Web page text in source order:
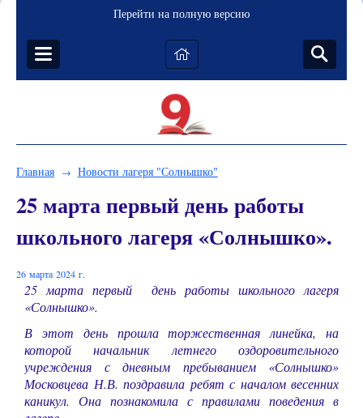
Перейти на полную версию
Главная → Новости лагеря "Солнышко"
25 марта первый день работы
школьного лагеря «Солнышко».
26 марта 2024 г.
25 марта первый день работы школьного лагеря
«Солнышко».
В этот день прошла торжественная линейка, на
которой начальник летнего оздоровительного
учреждения с дневным пребыванием «Солнышко»
Московцева Н.В. поздравила ребят с началом весенних
каникул. Она познакомила с правилами поведения в